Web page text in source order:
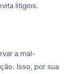
litígios.
a mal-
Isso, por sua